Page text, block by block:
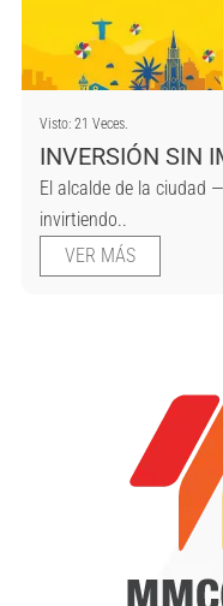
Visto: 21 Veces.
INVERSIÓN SIN
El alcalde de la ciudad
invirtiendo..
VER MÁS